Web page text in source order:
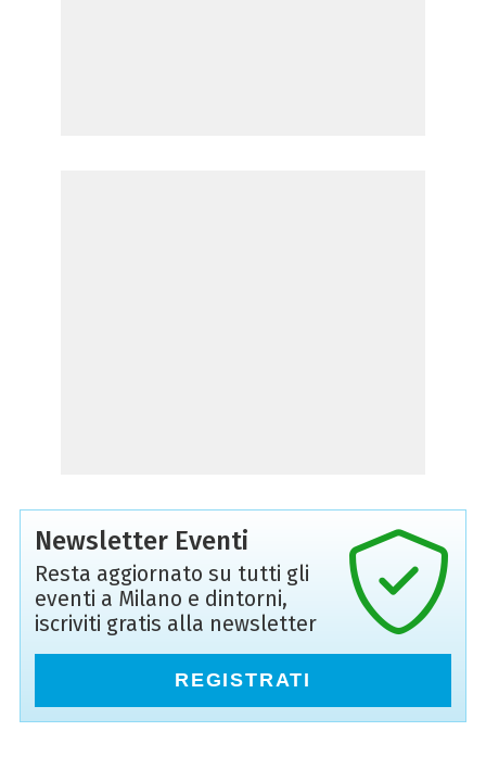
Newsletter Eventi
Resta aggiornato su tutti gli
eventi a Milano e dintorni,
iscriviti gratis alla newsletter
REGISTRATI